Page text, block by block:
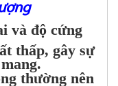
và độ cứng
thấp, gây sự
thường nên